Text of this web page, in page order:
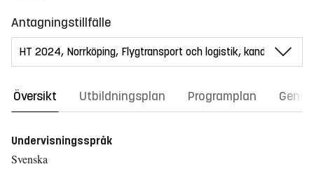
Antagningstillfälle
Översikt Utbildningsplan Programplan
Undervisningsspråk
Svenska